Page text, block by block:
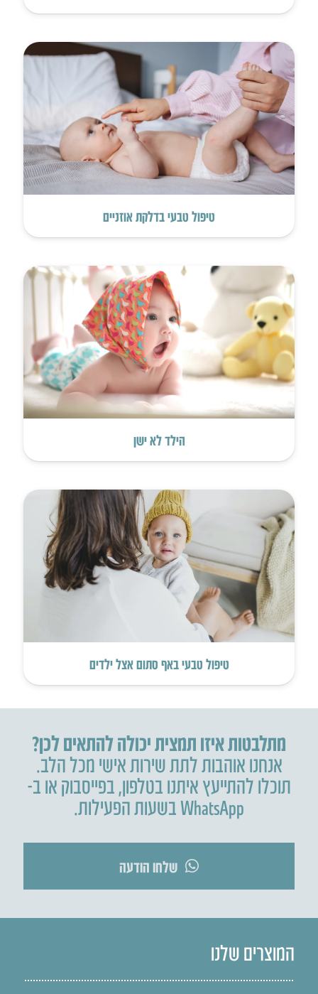
טיפול טבעי בדלקת אוזניים
הילד לא ישן
טיפול טבעי באף סתום אצל ילדים
מתלבטות איזו תמצית יכולה להתאים לכן?
אנחנו אוהבות לתת שירות אישי מכל הלב.
תוכלו להתייעץ איתנו בטלפון,בפייסבוק או ב-
WhatsApp בשעות הפעילות.
שלחו הודעה
המוצרים שלנו